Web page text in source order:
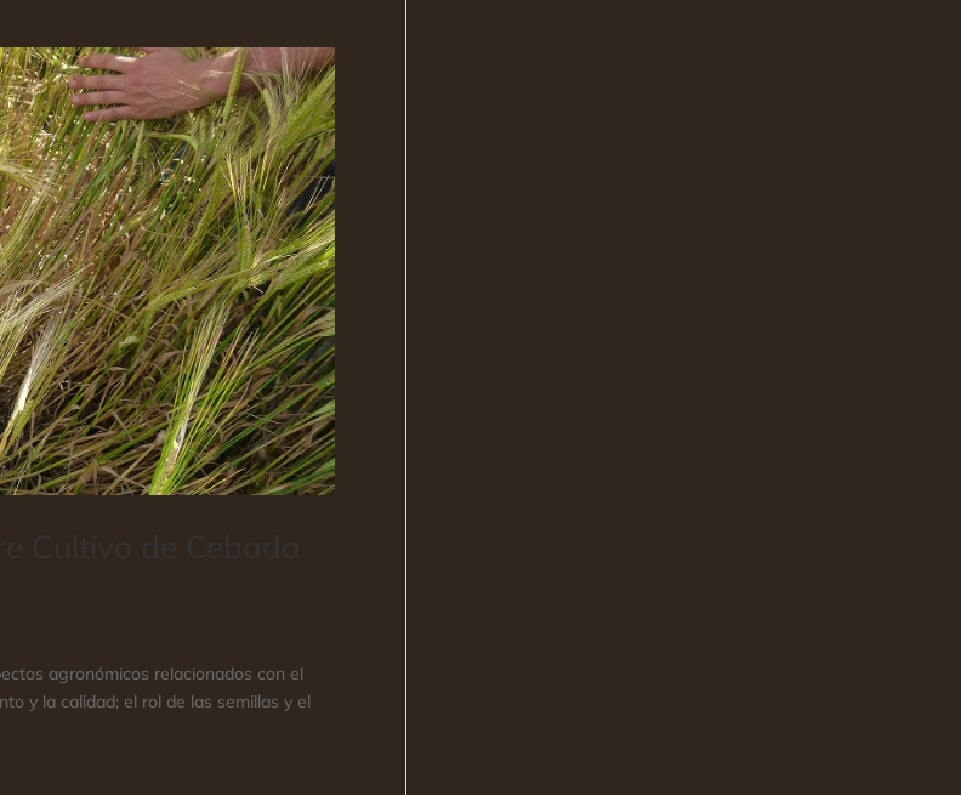
agronómicos relacionados con el
y la calidad; el rol de las semillas y el